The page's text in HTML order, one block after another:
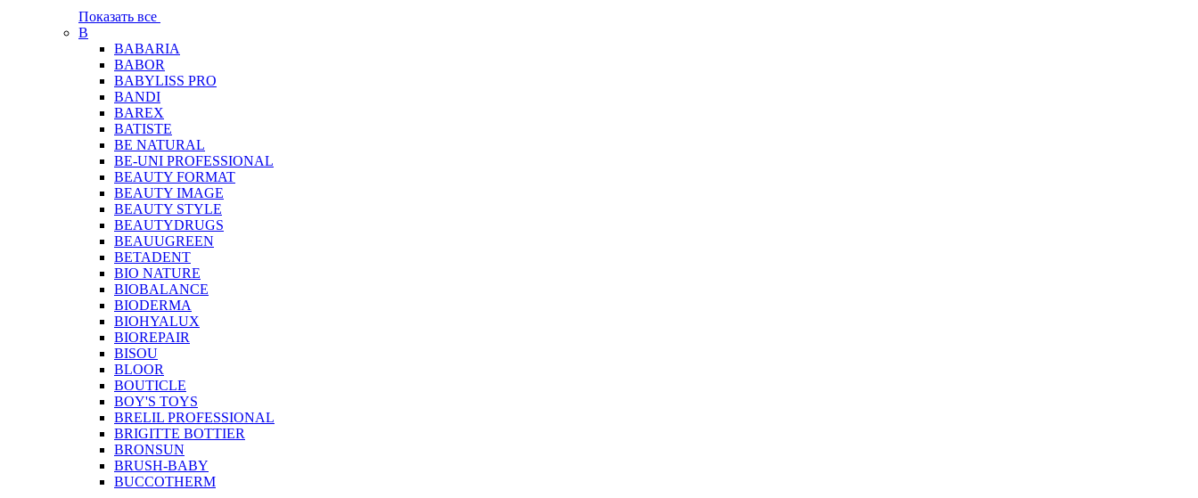
Показать все
B
BABARIA
BABOR
BABYLISS PRO
BANDI
BAREX
BATISTE
BE NATURAL
BE-UNI PROFESSIONAL
BEAUTY FORMAT
BEAUTY IMAGE
BEAUTY STYLE
BEAUTYDRUGS
BEAUUGREEN
BETADENT
BIO NATURE
BIOBALANCE
BIODERMA
BIOHYALUX
BIOREPAIR
BISOU
BLOOR
BOUTICLE
BOY'S TOYS
BRELIL PROFESSIONAL
BRIGITTE BOTTIER
BRONSUN
BRUSH-BABY
BUCCOTHERM